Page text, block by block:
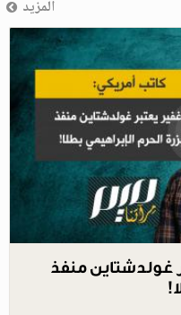
المزيد
غولدشتاين منفذ